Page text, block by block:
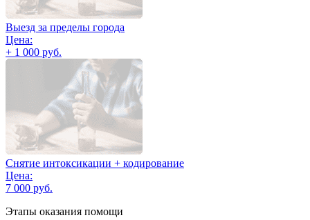
Выезд за пределы города
Цена:
+ 1 000 руб.
Снятие интоксикации + кодирование
Цена:
7 000 руб.
Этапы оказания помощи